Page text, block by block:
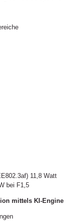
11,8 Watt
bei F1,5
mittels KI-Engine